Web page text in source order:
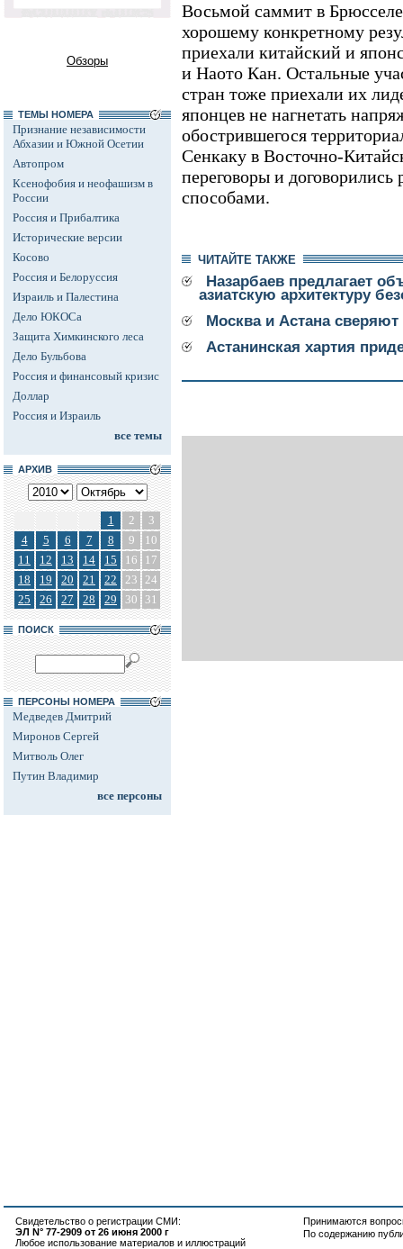
Обзоры
ТЕМЫ НОМЕРА
Признание независимости
Абхазии и Южной Осетии
Автопром
Ксенофобия и неофашизм в
России
Россия и Прибалтика
Исторические версии
Косово
Россия и Белоруссия
Израиль и Палестина
Дело ЮКОСа
Защита Химкинского леса
Дело Бульбова
Россия и финансовый кризис
Доллар
Россия и Израиль
все темы
АРХИВ
1 2
3
4
5 6 7 8 9
10
11
12 13 14 15 16
17
18
19 20 21 22 23 24
25
26 27 28 29 30 31
ПОИСК
ПЕРСОНЫ НОМЕРА
Медведев Дмитрий
Миронов Сергей
Митволь Олег
Путин Владимир
все персоны
Восьмой саммит в
хорошему конкретному
приехали китайский и
и Наото Кан. Остальные
стран тоже приехали их
японцев не нагнетать
обострившегося
Сенкаку в Восточно-
переговоры и
способами.
ЧИТАЙТЕ ТАКЖЕ
Назарбаев предлагает
азиатскую архитектуру
Москва и Астана
Астанинская хартия
Свидетельство о регистрации СМИ:
ЭЛ N° 77-2909 от 26 июня 2000 г
Любое использование материалов и иллюстраций
Принимаются
По содержанию